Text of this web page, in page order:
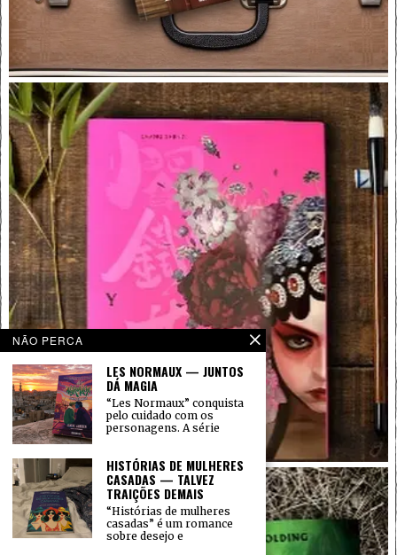
NÃO PERCA
LES NORMAUX — JUNTOS
DÁ MAGIA
“Les Normaux” conquista
pelo cuidado com os
personagens. A série
HISTÓRIAS DE MULHERES
CASADAS — TALVEZ
TRAIÇÕES DEMAIS
“Histórias de mulheres
casadas” é um romance
sobre desejo e